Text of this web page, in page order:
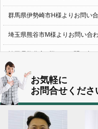
群馬県伊勢崎市H様よりお問い
埼玉県熊谷市M様よりお問い合
埼玉県熊谷市S様よりお問い合
群馬県伊勢崎市K様よりお問い
東京都葛飾区N様よりお問い合
2026.08.03
神奈川県川崎市A様よりお問い
お気軽に
お問合せくださ